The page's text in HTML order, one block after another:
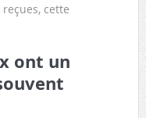
cette
ont un